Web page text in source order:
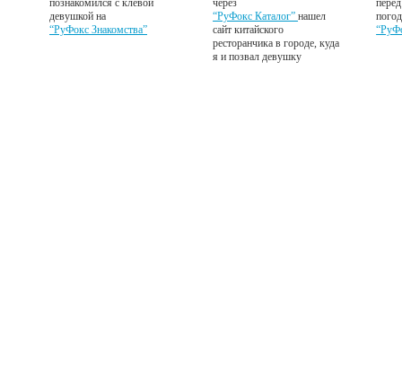
познакомился с клевой
девушкой на
“РуФокс Знакомства”
через
“РуФокс Каталог”нашел
сайт китайского
ресторанчика в городе, куда
я и позвал девушку